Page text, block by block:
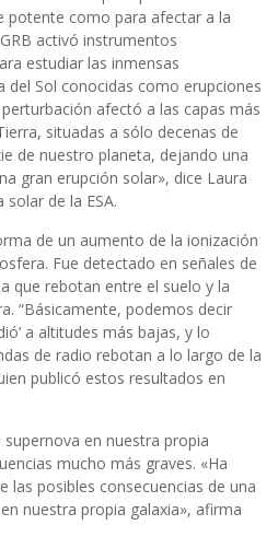
potente como para afectar a la
activó instrumentos
estudiar las inmensas
del Sol conocidas como erupciones
afectó a las capas más
situadas a sólo decenas de
de nuestro planeta, dejando una
gran erupción solar», dice Laura
de la ESA.
de un aumento de la ionización
Fue detectado en señales de
que rebotan entre el suelo y la
“Básicamente, podemos decir
a altitudes más bajas, y lo
de radio rebotan a lo largo de la
publicó estos resultados en
en nuestra propia
mucho más graves. «Ha
las posibles consecuencias de una
nuestra propia galaxia», afirma